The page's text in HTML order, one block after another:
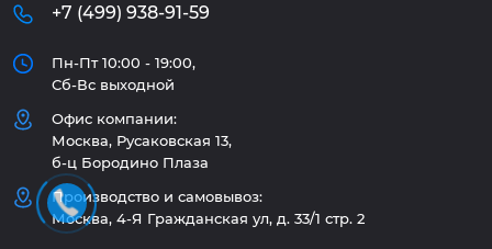
+7 (499) 938-91-59
Пн-Пт 10:00 - 19:00,
Сб-Вс выходной
Офис компании:
Москва, Русаковская 13,
б-ц Бородино Плаза
Производство и самовывоз:
Москва, 4-Я Гражданская ул, д. 33/1 стр. 2